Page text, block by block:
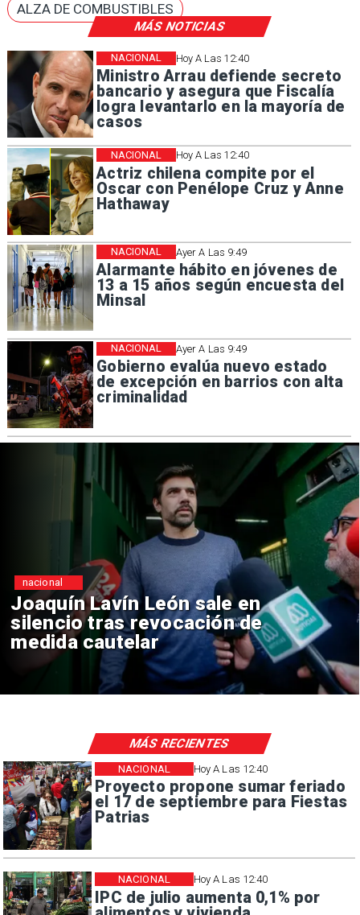
MÁS NOTICIAS
Hoy A Las 12:40
Ministro Arrau defiende secreto
bancario y asegura que Fiscalía
logra levantarlo en la mayoría de
casos
NACIONAL
Hoy A Las 12:40
Actriz chilena compite por el
Oscar con Penélope Cruz y Anne
Hathaway
NACIONAL
Ayer A Las 9:49
Alarmante hábito en jóvenes de
13 a 15 años según encuesta del
Minsal
NACIONAL
Ayer A Las 9:49
Gobierno evalúa nuevo estado
de excepción en barrios con alta
criminalidad
NACIONAL
ALZA DE COMBUSTIBLES
Chile y Venezuela formalizan
reinicio de relaciones
consulares
nacional
Hoy A Las 12:40
Proyecto propone sumar feriado
el 17 de septiembre para Fiestas
Patrias
NACIONAL
Hoy A Las 12:40
IPC de julio aumenta 0,1% por
NACIONAL
MÁS RECIENTES